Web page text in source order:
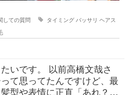
しての質問 タイミング バッサリ ヘアス
いです。 以前高橋文哉さ
て思ってたんですけど、最
型や表情に正直「あれ？こ